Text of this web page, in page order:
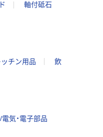
軸付砥石
チン用品
飲
気・電子部品